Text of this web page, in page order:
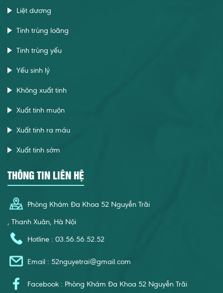
Liệt dương
Tinh trùng loãng
Tinh trùng yếu
Yếu sinh lý
Không xuất tinh
Xuất tinh muộn
Xuất tinh ra máu
Xuất tinh sớm
THÔNG TIN LIÊN HỆ
Phòng Khám Đa Khoa 52 Nguyễn Trãi
, Thanh Xuân, Hà Nội
Hotline : 03.56.56.52.52
Email : 52nguyetrai@gmail.com
Facebook : Phòng Khám Đa Khoa 52 Nguyễn Trãi